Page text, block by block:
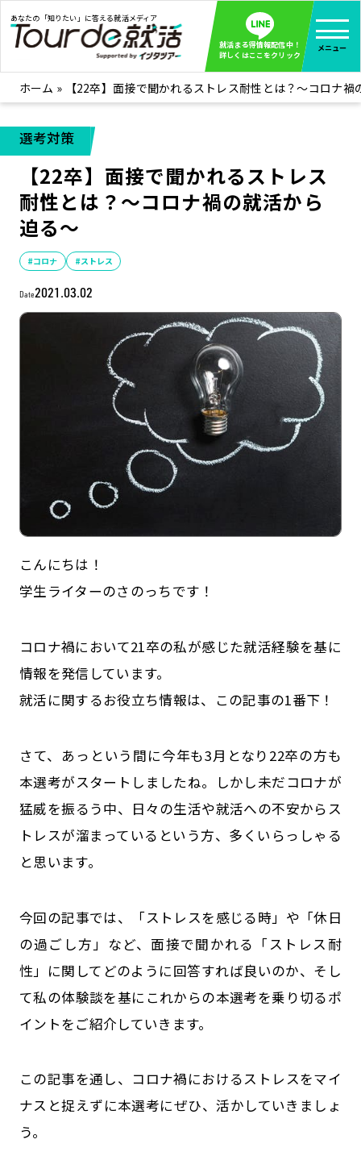
あなたの「知りたい」に答える就活メディア
就活まる得情報配信中！
詳しくはここをクリック
メニュー
就活ノウハウ 全て見る
企業まる見え！特捜部
みんなが知らない企業の裏側を徹底調査！
インタツアー活動レポ 全て見る
インタツアーを使ってどうだった？OBOG成功談
社会人インタビュー
社会人になった今、就活を振り返ってみた
学生就活ブログ
学生ライターが教える、今就活でやるべきこと
企業・業界研究はインタツアー
LINE登録
サイトマップ
プライバシーポリシー
ホーム » 【22卒】面接で聞かれるストレス耐性とは？～コロナ禍
選考対策
【22卒】面接で聞かれるストレス
耐性とは？～コロナ禍の就活から
迫る～
#コロナ #ストレス
Date2021.03.02
こんにちは！
学生ライターのさのっちです！
コロナ禍において21卒の私が感じた就活経験を基に
情報を発信しています。
就活に関するお役立ち情報は、この記事の1番下！
さて、あっという間に今年も3月となり22卒の方も
本選考がスタートしましたね。しかし未だコロナが
猛威を振るう中、日々の生活や就活への不安からス
トレスが溜まっているという方、多くいらっしゃる
と思います。
今回の記事では、「ストレスを感じる時」や「休日
の過ごし方」など、面接で聞かれる「ストレス耐
性」に関してどのように回答すれば良いのか、そし
て私の体験談を基にこれからの本選考を乗り切るポ
イントをご紹介していきます。
この記事を通し、コロナ禍におけるストレスをマイ
ナスと捉えずに本選考にぜひ、活かしていきましょ
う。